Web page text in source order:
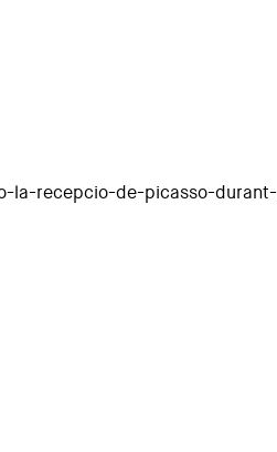
recepcio-de-picasso-